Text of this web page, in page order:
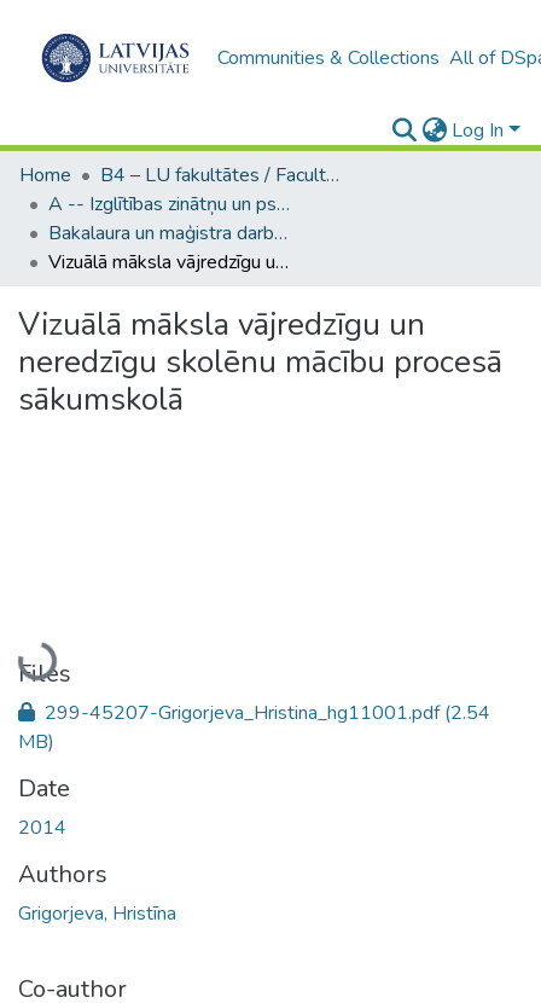
Communities & Collections All of
Log In
Home
B4 – LU fakultātes / Faculties of the UL
A -- Izglītības zinātņu un psiholoģijas fakultāte / Faculty of Education Sciences and Psychology
Bakalaura un maģistra darbi (PPMF) / Bachelor's and Master's theses
Vizuālā māksla vājredzīgu un neredzīgu skolēnu mācību procesā sākumskolā
Vizuālā māksla vājredzīgu un
neredzīgu skolēnu mācību procesā
sākumskolā
Loading...
Files
299-45207-Grigorjeva_Hristina_hg11001.pdf(2.54
MB)
Date
2014
Authors
Grigorjeva, Hristīna
Co-author